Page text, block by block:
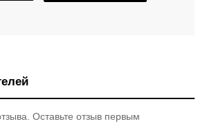
Оставьте отзыв первым